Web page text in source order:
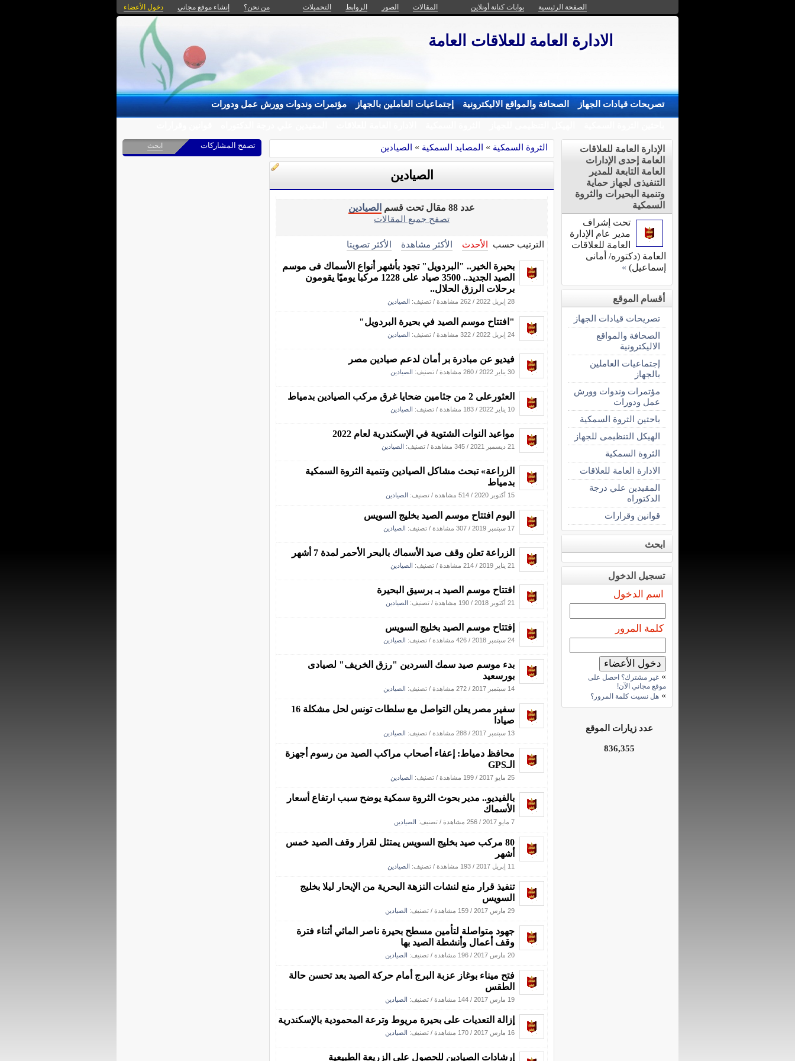
الصفحة الرئيسية بوابات كنانة أونلاين المقالات الصور الروابط التحميلات من نحن؟ إنشاء موقع مجاني دخول الأعضاء
الادارة العامة للعلاقات العامة
تصريحات قيادات الجهاز الصحافة والمواقع الاليكترونية إجتماعيات العاملين بالجهاز مؤتمرات وندوات وورش عمل ودورات
الثروة السمكية » المصايد السمكية » الصيادين
الصيادين
عدد 88 مقال تحت قسم
الصيادين
تصفح جميع المقالات
الترتيب حسب الأحدث الأكثر مشاهدة الأكثر تصويتا
بحيرة الخير.. "البردويل" تجود بأشهر أنواع الأسماك فى موسم
الصيد الجديد.. 3500 صياد على 1228 مركبا يوميًا يقومون
برحلات الرزق الحلال..
28 إبريل 2022 / 262 مشاهدة / تصنيف: الصيادين
"افتتاح موسم الصيد في بحيرة البردويل"
24 إبريل 2022 / 322 مشاهدة / تصنيف: الصيادين
فيديو عن مبادرة بر أمان لدعم صيادين مصر
30 يناير 2022 / 260 مشاهدة / تصنيف: الصيادين
العثورعلى 2 من جثامين ضحايا غرق مركب الصيادين بدمياط
10 يناير 2022 / 183 مشاهدة / تصنيف: الصيادين
مواعيد النوات الشتوية في الإسكندرية لعام 2022
21 ديسمبر 2021 / 345 مشاهدة / تصنيف: الصيادين
الزراعة» تبحث مشاكل الصيادين وتنمية الثروة السمكية
بدمياط
15 أكتوبر 2020 / 514 مشاهدة / تصنيف: الصيادين
اليوم افتتاح موسم الصيد بخليج السويس
17 سبتمبر 2019 / 307 مشاهدة / تصنيف: الصيادين
الزراعة تعلن وقف صيد الأسماك بالبحر الأحمر لمدة 7 أشهر
21 يناير 2019 / 214 مشاهدة / تصنيف: الصيادين
افتتاح موسم الصيد بـ برسيق البحيرة
21 أكتوبر 2018 / 190 مشاهدة / تصنيف: الصيادين
إفتتاح موسم الصيد بخليج السويس
24 سبتمبر 2018 / 426 مشاهدة / تصنيف: الصيادين
بدء موسم صيد سمك السردين "رزق الخريف" لصيادى
بورسعيد
14 سبتمبر 2017 / 272 مشاهدة / تصنيف: الصيادين
سفير مصر يعلن التواصل مع سلطات تونس لحل مشكلة 16
صيادا
13 سبتمبر 2017 / 288 مشاهدة / تصنيف: الصيادين
محافظ دمياط: إعفاء أصحاب مراكب الصيد من رسوم أجهزة
الـGPS
25 مايو 2017 / 199 مشاهدة / تصنيف: الصيادين
بالفيديو.. مدير بحوث الثروة سمكية يوضح سبب ارتفاع أسعار
الأسماك
7 مايو 2017 / 256 مشاهدة / تصنيف: الصيادين
80 مركب صيد بخليج السويس يمتثل لقرار وقف الصيد خمس
أشهر
11 إبريل 2017 / 193 مشاهدة / تصنيف: الصيادين
تنفيذ قرار منع لنشات النزهة البحرية من الإبحار ليلا بخليج
السويس
29 مارس 2017 / 159 مشاهدة / تصنيف: الصيادين
جهود متواصلة لتأمين مسطح بحيرة ناصر المائي أثناء فترة
وقف أعمال وأنشطة الصيد بها
20 مارس 2017 / 196 مشاهدة / تصنيف: الصيادين
فتح ميناء بوغاز عزبة البرج أمام حركة الصيد بعد تحسن حالة
الطقس
19 مارس 2017 / 144 مشاهدة / تصنيف: الصيادين
إزالة التعديات على بحيرة مريوط وترعة المحمودية بالإسكندرية
16 مارس 2017 / 170 مشاهدة / تصنيف: الصيادين
إرشادات الصيادين للحصول على الزريعة الطبيعية
الإدارة العامة للعلاقات
العامة إحدى الإدارات
العامة التابعة للمدير
التنفيذى لجهاز حماية
وتنمية البحيرات والثروة
السمكية
تحت إشراف
مدير عام الإدارة
العامة للعلاقات
العامة (دكتوره/ أمانى
إسماعيل) »
أقسام الموقع
تصريحات قيادات الجهاز
الصحافة والمواقع
الاليكترونية
إجتماعيات العاملين
بالجهاز
مؤتمرات وندوات وورش
عمل ودورات
باحثين الثروة السمكية
الهيكل التنظيمى للجهاز
الثروة السمكية
الادارة العامة للعلاقات
المقيدين علي درجة
الدكتوراه
قوانين وقرارات
ابحث
تسجيل الدخول
اسم الدخول
كلمة المرور
» غير مشترك؟ احصل على
موقع مجاني الآن!
» هل نسيت كلمة المرور؟
عدد زيارات الموقع
836,355
تصفح المشاركات ابحث